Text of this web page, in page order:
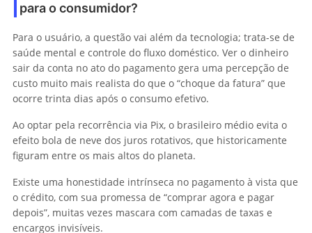
para o consumidor?
Para o usuário, a questão vai além da tecnologia; trata-se de
saúde mental e controle do fluxo doméstico. Ver o dinheiro
sair da conta no ato do pagamento gera uma percepção de
custo muito mais realista do que o “choque da fatura” que
ocorre trinta dias após o consumo efetivo.
Ao optar pela recorrência via Pix, o brasileiro médio evita o
efeito bola de neve dos juros rotativos, que historicamente
figuram entre os mais altos do planeta.
Existe uma honestidade intrínseca no pagamento à vista que
o crédito, com sua promessa de “comprar agora e pagar
depois”, muitas vezes mascara com camadas de taxas e
encargos invisíveis.